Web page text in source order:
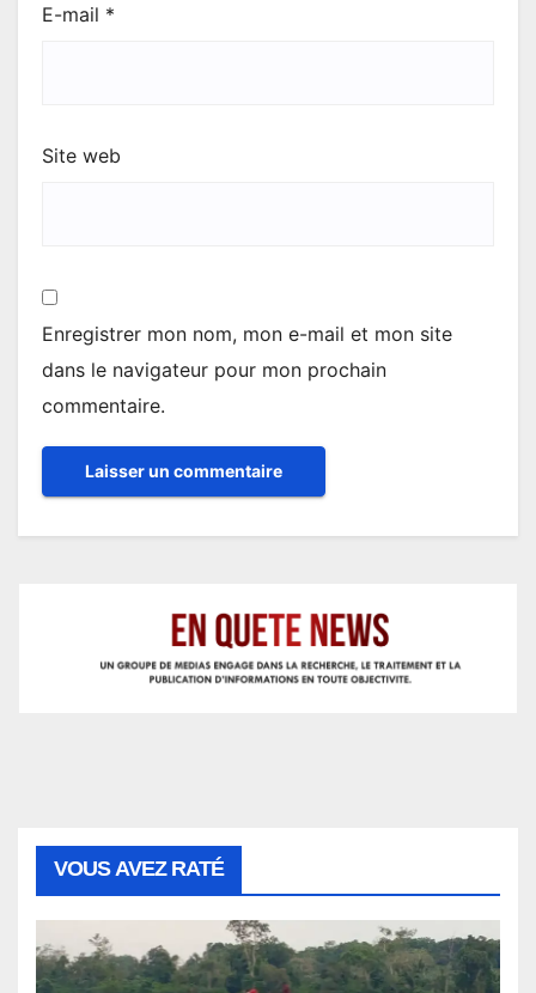
E-mail *
Site web
Enregistrer mon nom, mon e-mail et mon site
dans le navigateur pour mon prochain
commentaire.
VOUS AVEZ RATÉ